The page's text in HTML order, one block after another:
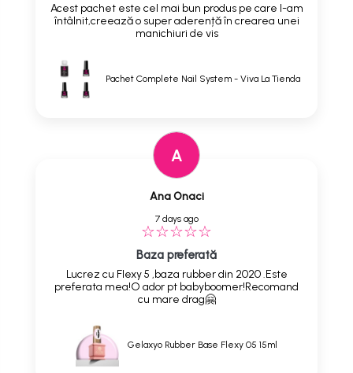
Acest pachet este cel mai bun produs pe care l-am
întâlnit,creează o super aderență în crearea unei
manichiuri de vis
Pachet Complete Nail System - Viva La Tienda
A
Ana Onaci
7 days ago
Baza preferată
Lucrez cu Flexy 5 ,baza rubber din 2020 .Este
preferata mea!O ador pt babyboomer!Recomand
cu mare drag🤗
Gelaxyo Rubber Base Flexy 05 15ml